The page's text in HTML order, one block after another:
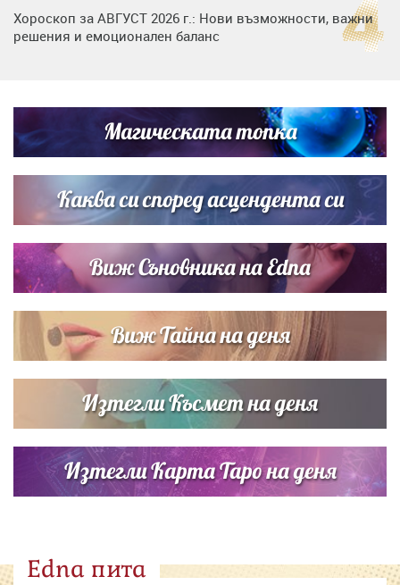
Хороскоп за АВГУСТ 2026 г.: Нови възможности, важни
решения и емоционален баланс
си деца на семейна морска приказка
Звездна ваканция в Майорка: Дженифър Анистън,
Кортни Кокс и Джим Къртис заедно на яхта
Магическата топка
Каква си според асцендента си
Виж Съновника на Edna
Виж Тайна на деня
Изтегли Късмет на деня
Изтегли Карта Таро на деня
Edna пита